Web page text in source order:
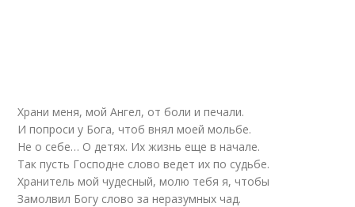
Храни меня, мой Ангел, от боли и печали.
И попроси у Бога, чтоб внял моей мольбе.
Не о себе… О детях. Их жизнь еще в начале.
Так пусть Господне слово ведет их по судьбе.
Хранитель мой чудесный, молю тебя я, чтобы
Замолвил Богу слово за неразумных чад.